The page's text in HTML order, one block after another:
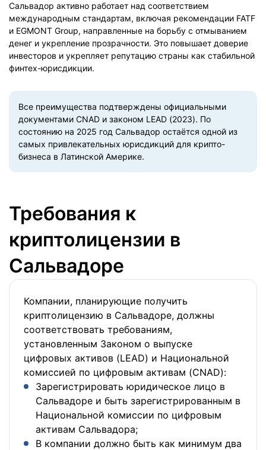
Сальвадор активно работает над соответствием
международным стандартам, включая рекомендации FATF
и EGMONT Group, направленные на борьбу с отмыванием
денег и укрепление прозрачности. Это повышает доверие
инвесторов и укрепляет репутацию страны как стабильной
финтех-юрисдикции.
Все преимущества подтверждены официальными
документами CNAD и законом LEAD (2023). По
состоянию на 2025 год Сальвадор остаётся одной из
самых привлекательных юрисдикций для крипто-
бизнеса в Латинской Америке.
Требования к
криптолицензии в
Сальвадоре
Компании, планирующие получить
криптолицензию в Сальвадоре, должны
соответствовать требованиям,
установленным Законом о выпуске
цифровых активов (LEAD) и Национальной
комиссией по цифровым активам (CNAD):
Зарегистрировать юридическое лицо в
Сальвадоре и быть зарегистрированным в
Национальной комиссии по цифровым
активам Сальвадора;
В компании должно быть как минимум два